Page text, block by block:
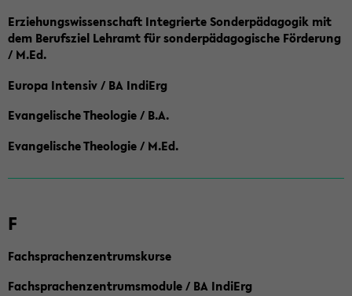
Erziehungswissenschaft Integrierte Sonderpädagogik mit
dem Berufsziel Lehramt für sonderpädagogische Förderung
/ M.Ed.
Europa Intensiv / BA IndiErg
Evangelische Theologie / B.A.
Evangelische Theologie / M.Ed.
F
Fachsprachenzentrumskurse
Fachsprachenzentrumsmodule / BA IndiErg